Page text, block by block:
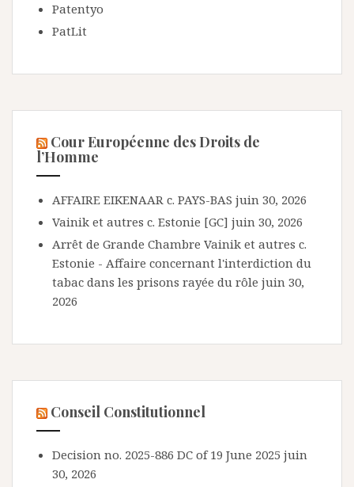
Patentyo
PatLit
Cour Européenne des Droits de
l’Homme
AFFAIRE EIKENAAR c. PAYS-BAS juin 30, 2026
Vainik et autres c. Estonie [GC] juin 30, 2026
Arrêt de Grande Chambre Vainik et autres c.
Estonie - Affaire concernant l'interdiction du
tabac dans les prisons rayée du rôle juin 30,
2026
Conseil Constitutionnel
Decision no. 2025-886 DC of 19 June 2025 juin
30, 2026